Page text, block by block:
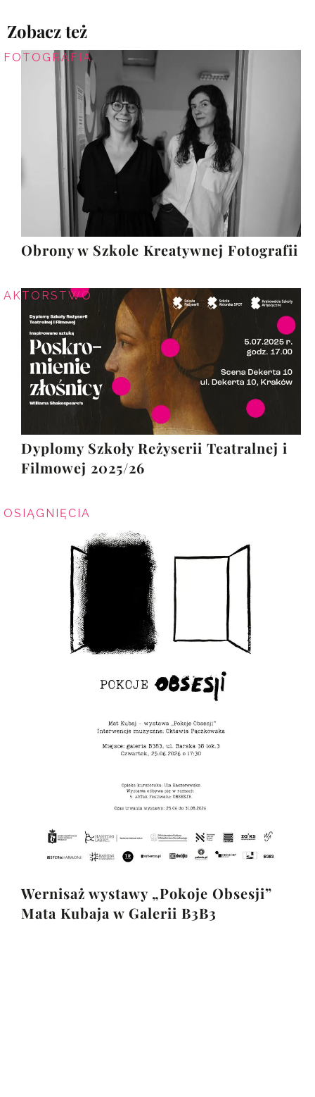
Zobacz też
FOTOGRAFIA
Obrony w Szkole Kreatywnej Fotografii
AKTORSTWO
Dyplomy Szkoły Reżyserii Teatralnej i
Filmowej 2025/26
OSIĄGNIĘCIA
Wernisaż wystawy „Pokoje Obsesji”
Mata Kubaja w Galerii B3B3